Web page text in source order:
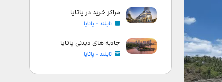
مراکز خرید در پاتایا
تایلند - پاتایا
جاذبه های دیدنی پاتایا
تایلند - پاتایا